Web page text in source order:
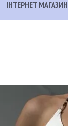
ІНТЕРНЕТ МАГАЗИН